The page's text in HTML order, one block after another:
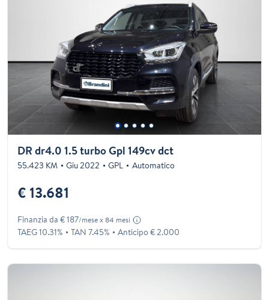
DR dr4.0 1.5 turbo Gpl 149cv dct
55.423 KM Giu 2022 GPL Automatico
€ 13.681
Finanzia da € 187/mese x 84 mesi
TAEG 10.31% TAN 7.45% Anticipo € 2.000